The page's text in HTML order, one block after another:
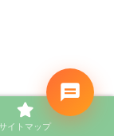
サイトマップ